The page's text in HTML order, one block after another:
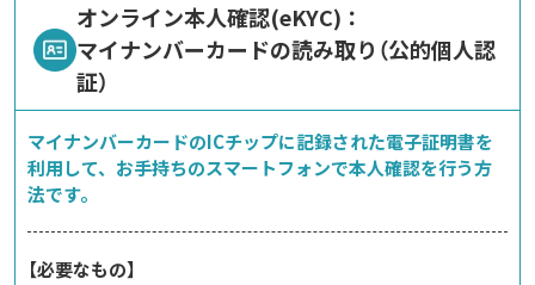
オンライン本人確認(eKYC)：
マイナンバーカードの読み取り（公的個人認
証）
マイナンバーカードのICチップに記録された電子証明書を
利用して、お手持ちのスマートフォンで本人確認を行う方
法です。
【必要なもの】